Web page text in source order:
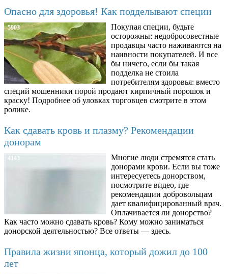
Опасно для здоровья! Как подделывают специи
5903
Покупая специи, будьте
осторожны: недобросовестные
продавцы часто наживаются на
наивности покупателей. И все
бы ничего, если бы такая
подделка не стоила
потребителям здоровья: вместо
специй мошенники порой продают кирпичный порошок и
краску! Подробнее об уловках торговцев смотрите в этом
ролике.
Как сдавать кровь и плазму? Рекомендации
донорам
4143
Многие люди стремятся стать
донорами крови. Если вы тоже
интересуетесь донорством,
посмотрите видео, где
рекомендации добровольцам
дает квалифицированный врач.
Оплачивается ли донорство?
Как часто можно сдавать кровь? Кому можно заниматься
донорской деятельностью? Все ответы — здесь.
Правила жизни японца, который дожил до 100
лет